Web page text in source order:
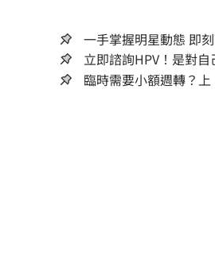
一手掌
立即諮詢HPV！是對
臨時需要小額週轉？